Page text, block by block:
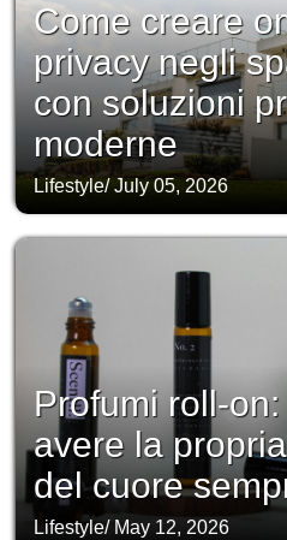
Come creare
privacy negli
con soluzioni
moderne
Lifestyle/July 05, 2026
Profumi roll-
avere la
del cuore
Lifestyle/ May 12, 2026